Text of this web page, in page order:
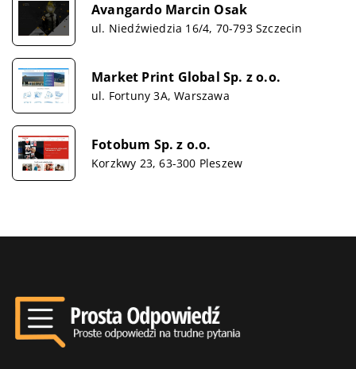
Avangardo Marcin Osak
ul. Niedźwiedzia 16/4, 70-793 Szczecin
Market Print Global Sp. z o.o.
ul. Fortuny 3A, Warszawa
Fotobum Sp. z o.o.
Korzkwy 23, 63-300 Pleszew